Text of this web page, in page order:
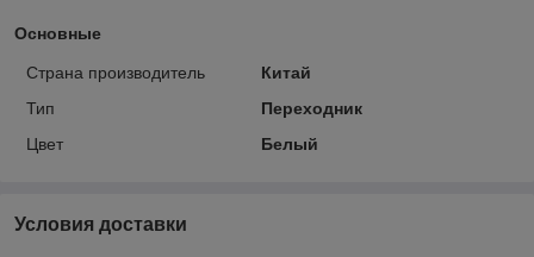
Основные
Страна производитель
Китай
Тип
Переходник
Цвет
Белый
Условия доставки